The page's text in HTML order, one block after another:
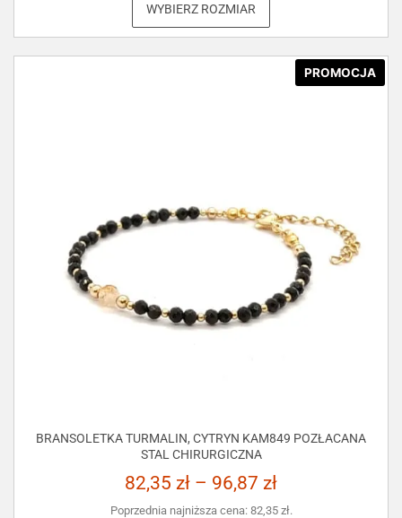
WYBIERZ ROZMIAR
PROMOCJA
BRANSOLETKA TURMALIN, CYTRYN KAM849 POZŁACANA
STAL CHIRURGICZNA
82,35 zł – 96,87 zł
Poprzednia najniższa cena: 82,35 zł.